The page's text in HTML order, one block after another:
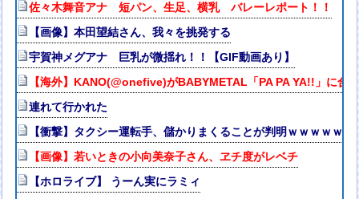
佐々木舞音アナ 短パン、生足、横乳 バレーレポート！！
【画像】本田望結さん、我々を挑発する
宇賀神メグアナ 巨乳が微揺れ！！【GIF動画あり】
【海外】KANO(@onefive)がBABYMETAL「PA PA YA!!」に合
連れて行かれた
【衝撃】タクシー運転手、儲かりまくることが判明ｗｗｗｗｗ
【画像】若いときの小向美奈子さん、ヱチ度がレベチ
【ホロライブ】 うーん実にラミィ